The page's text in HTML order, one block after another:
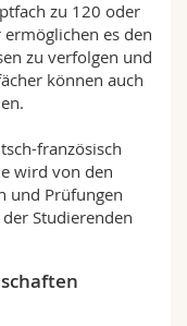
zu 120 oder
ermöglichen es den
zu verfolgen und
können auch
französisch
wird von den
und Prüfungen
Studierenden